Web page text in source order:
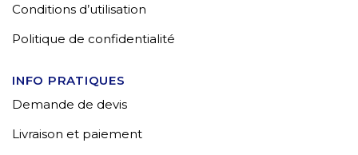
Conditions d’utilisation
Politique de confidentialité
INFO PRATIQUES
Demande de devis
Livraison et paiement